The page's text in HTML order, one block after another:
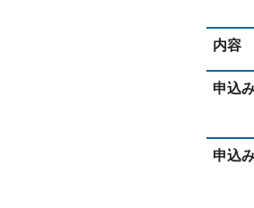
内容
申込
申込